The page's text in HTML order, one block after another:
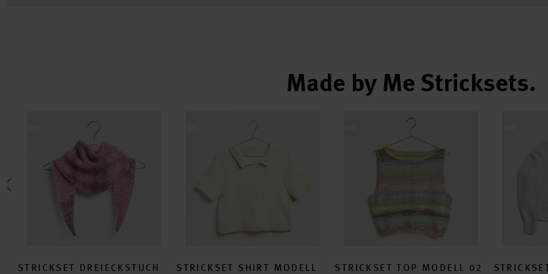
Made by Me Stricksets.
STRICKSET DREIECKSTUCH STRICKSET SHIRT MODELL
Strickset Top Modell 02 aus Made by Me No. 20
STRICKSET TOP MODELL 02
Strickset